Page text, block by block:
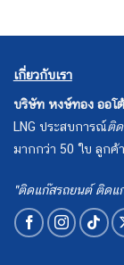
เกี่ยวกับเรา
บริษัท หงษ์ทอง ออโ
LNG ประสบการณ์ติ
มากกว่า 50 ใบ ลูกค้
"ติดแก๊สรถยนต์ ติดแ